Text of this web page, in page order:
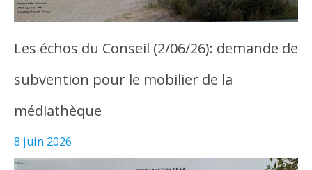
Les échos du Conseil (2/06/26): demande de
subvention pour le mobilier de la
médiathèque
8 juin 2026